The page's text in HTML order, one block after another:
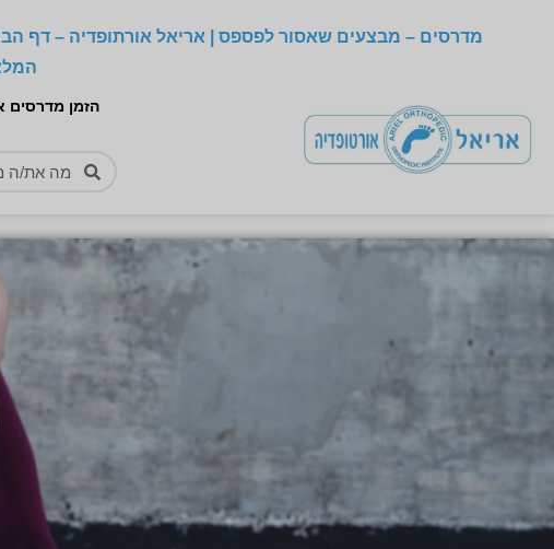
מדרסים – מבצעים שאסור לפספס | אריאל אורתופדיה – דף
הזמן מדרסים